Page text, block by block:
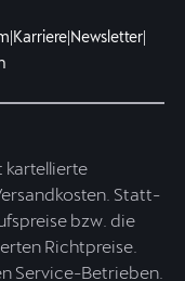
|Karriere|Newsletter|
kartellierte
Statt-
bzw. die
Richtpreise.
Service-Betrieben.